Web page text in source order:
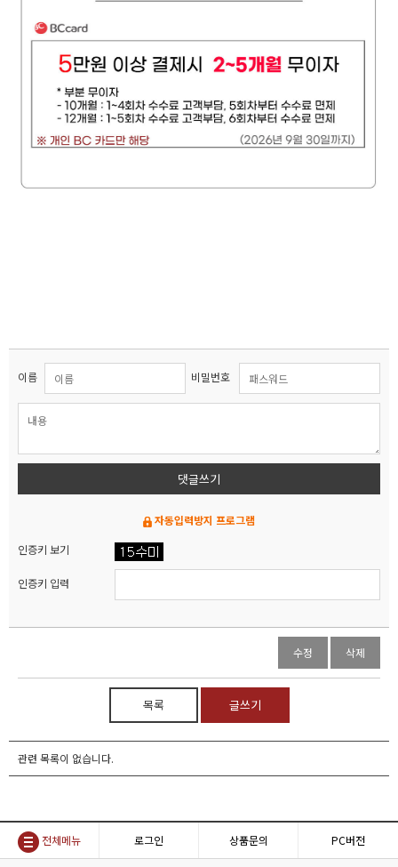
이름 비밀번호
댓글쓰기
자동입력방지 프로그램
인증키 보기
인증키 입력
수정 삭제
목록 글쓰기
관련 목록이 없습니다.
전체메뉴 로그인 상품문의 PC버전